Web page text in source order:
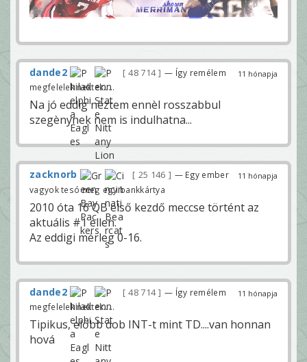
11 hónapja
dande2 48 714
— Így remélem
megfelelek nektek.....
Na jó eddig nèztem ennèl rosszabbul
szegènynek nem is indulhatna...
11 hónapja
zacknorb 25 146
— Egy ember
vagyok tesó meg egy bankkártya
2010 óta 16 QB első kezdő meccse történt az
aktuális #1 ellen.
Az eddigi mérleg 0-16.
11 hónapja
dande2 48 714
— Így remélem
megfelelek nektek.....
Tipikus, előbb dob INT-t mint TD....van honnan
hová